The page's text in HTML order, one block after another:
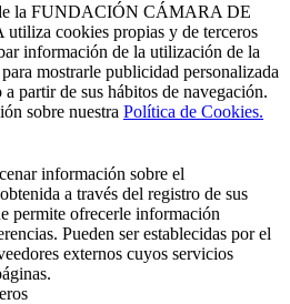
la FUNDACIÓN CÁMARA DE
cookies propias y de terceros
información de la utilización de la
mostrarle publicidad personalizada
partir de sus hábitos de navegación.
sobre nuestra Política de Cookies.
información sobre el
a través del registro de sus
permite ofrecerle información
Pueden ser establecidas por el
externos cuyos servicios